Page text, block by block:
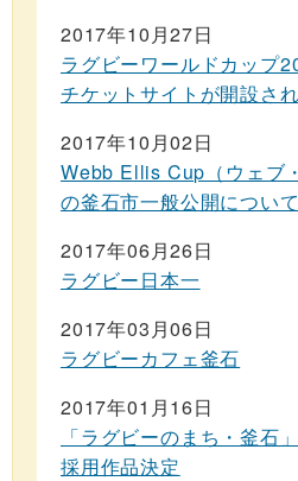
2017年10月27日
ラグビーワールドカップ
チケットサイトが開設さ
2017年10月02日
Webb Ellis Cup（ウェブ
の釜石市一般公開について
2017年06月26日
ラグビー日本一
2017年03月06日
ラグビーカフェ釜石
2017年01月16日
「ラグビーのまち・釜石
採用作品決定